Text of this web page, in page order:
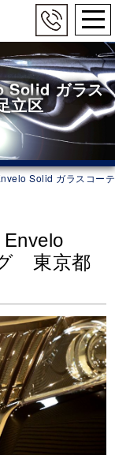
Solid ガラス
立区
Solid ガラスコー
東京都